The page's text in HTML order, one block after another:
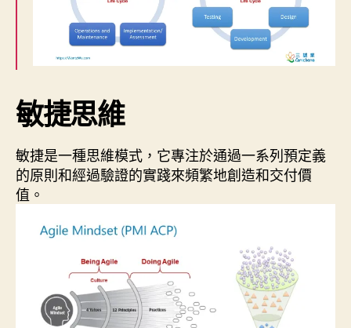
敏捷思維
敏捷是一種思維模式，它專注於通過一系列預定義
的原則和經過驗證的實踐來頻繁地創造和交付價
值。